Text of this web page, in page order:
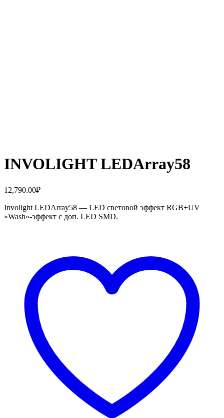
INVOLIGHT LEDArray58
12,790.00₽
Involight LEDArray58 — LED световой эффект RGB+UV
«Wash»-эффект с доп. LED SMD.